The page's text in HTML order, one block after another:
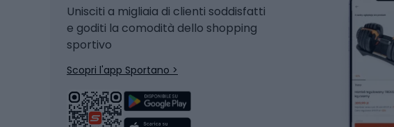
Hockey
Snowboard
Skitouring
Pattini da ghiaccio
Biciclette
Sci da sci alpinismo
Scarponi da sci
Unisciti a migliaia di clienti soddisfatti
e goditi la comodità dello shopping
sportivo
Scopri l'app Sportano >